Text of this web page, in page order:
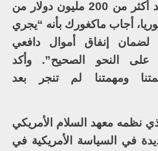
وزارة الخارجية بتجميد أكثر من 200 مليون دولار من
أجاب ماكغورك بأنه “يجري
لضمان إنفاق أموال دافعي
على النحو الصحيح”. وأكد
ومهمتنا لم تنجر بعد
نظمه معهد السلام الأمريكي
في السياسة الأمريكية في